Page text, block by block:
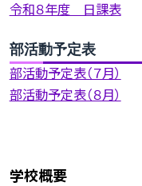
令和８年度 日課表
部活動予定表
部活動予定表（７月）
部活動予定表（８月）
学校概要